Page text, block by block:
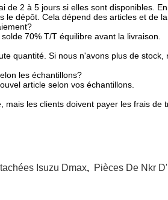
de 2 à 5 jours si elles sont disponibles.
dépôt. Cela dépend des articles et de
70% T/T équilibre avant la livraison.
quantité. Si nous n'avons plus de
les échantillons?
article selon vos échantillons.
les clients doivent payer les frais de
Isuzu Dmax, Pièces De Nkr